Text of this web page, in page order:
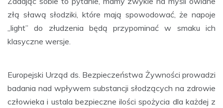
złą sławą słodziki, które mają spowodować, że napoje
„light” do złudzenia będą przypominać w smaku ich
klasyczne wersje.
Europejski Urząd ds. Bezpieczeństwa Żywności prowadzi
badania nad wpływem substancji słodzących na zdrowie
człowieka i ustala bezpieczne ilości spożycia dla każdej z